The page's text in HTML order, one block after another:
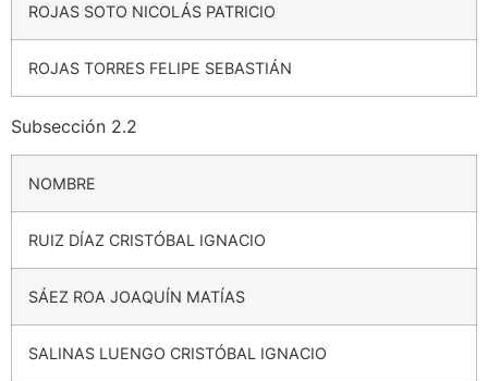
ROJAS SOTO NICOLÁS PATRICIO
ROJAS TORRES FELIPE SEBASTIÁN
Subsección 2.2
NOMBRE
RUIZ DÍAZ CRISTÓBAL IGNACIO
SÁEZ ROA JOAQUÍN MATÍAS
SALINAS LUENGO CRISTÓBAL IGNACIO